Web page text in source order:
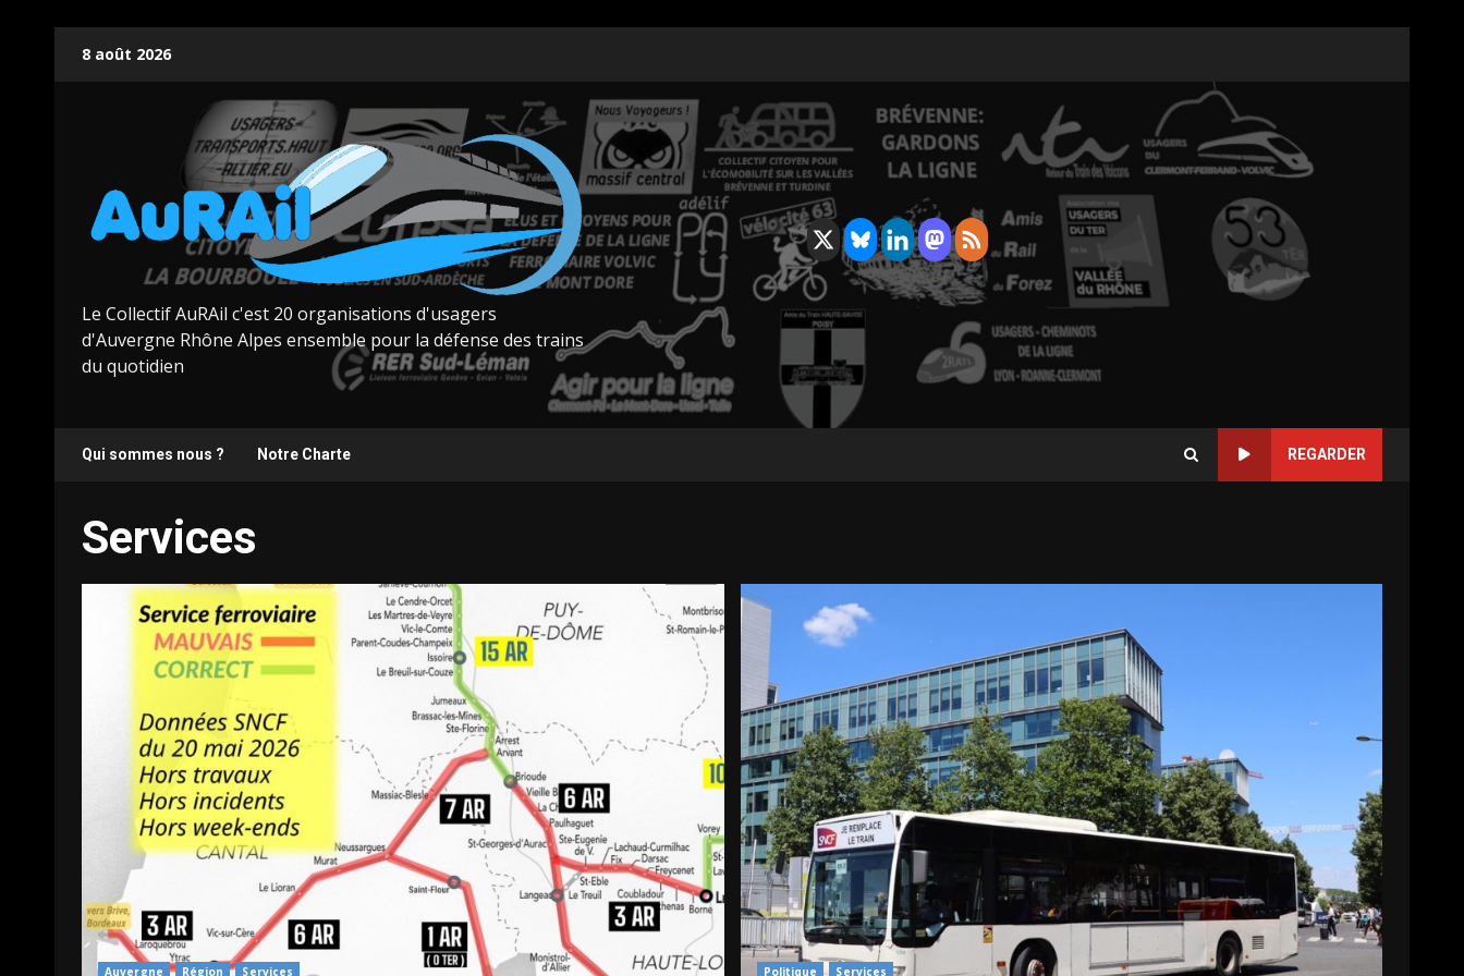
8 août 2026
Le Collectif AuRAil c'est 20 organisations d'usagers
d'Auvergne Rhône Alpes ensemble pour la défense des trains
du quotidien
Qui sommes nous ? Notre Charte REGARDER
Services
Auvergne Région Services Politique Services